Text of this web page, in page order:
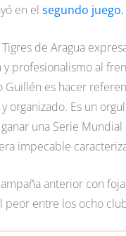
en el segundo juego.
Tigres de Aragua
profesionalismo al
Guillén es hacer
organizado. Es un
una Serie
impecable
anterior con
peor entre los ocho